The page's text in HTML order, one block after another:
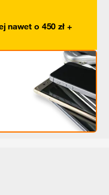
nawet o 450 zł +